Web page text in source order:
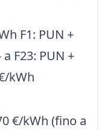
F1: PUN +
F23: PUN +
kWh
€/kWh (fino a